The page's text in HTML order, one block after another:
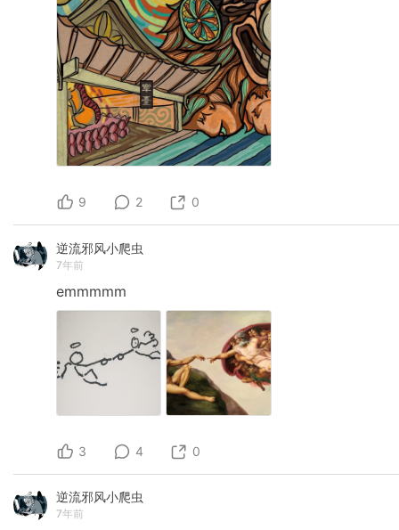
9 2 0
逆流邪风小爬虫
7年前
emmmmm
3 4 0
逆流邪风小爬虫
7年前